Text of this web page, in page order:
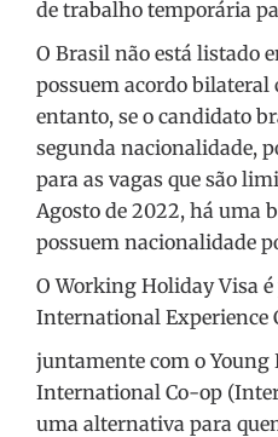
de trabalho temporária
O Brasil não está listado
possuem acordo bilateral
entanto, se o candidato
segunda nacionalidade,
para as vagas que são
Agosto de 2022, há uma
possuem nacionalidade
O Working Holiday Visa
International Experience
juntamente com o Young
International Co-op
uma alternativa para